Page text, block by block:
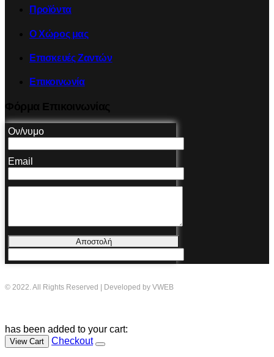
Προϊόντα
Ο Χώρος μας
Επισκευές Ζαντών
Επικοινωνία
Ον/νυμο
Email
Αποστολή
© 2022. All Rights Reserved | Developed by VWEB
has been added to your cart:
View Cart Checkout